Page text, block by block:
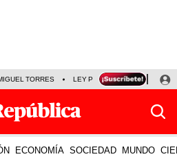
TORRES LEY PULPÍN PRECIO DEL
ECONOMÍA SOCIEDAD MUNDO